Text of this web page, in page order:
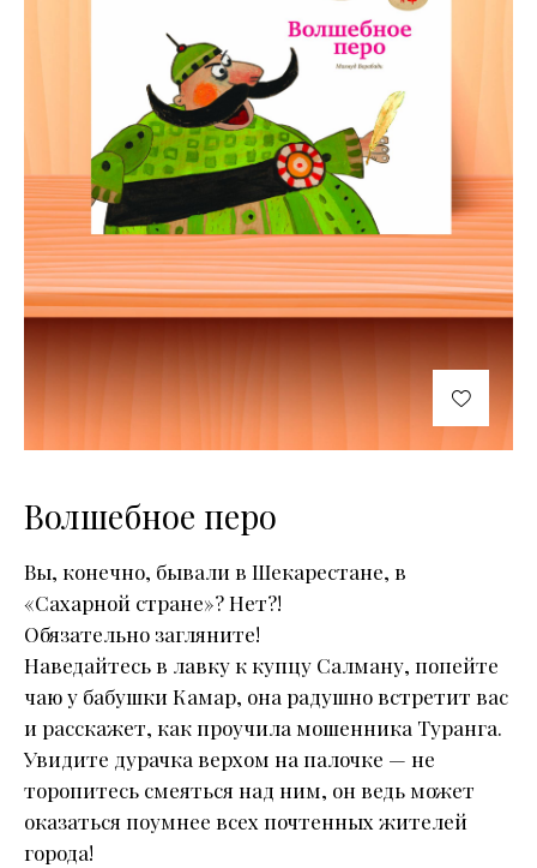
Волшебное перо
Вы, конечно, бывали в Шекарестане, в
«Сахарной стране»? Нет?!
Обязательно загляните!
Наведайтесь в лавку к купцу Салману, попейте
чаю у бабушки Камар, она радушно встретит вас
и расскажет, как проучила мошенника Туранга.
Увидите дурачка верхом на палочке — не
торопитесь смеяться над ним, он ведь может
оказаться поумнее всех почтенных жителей
города!